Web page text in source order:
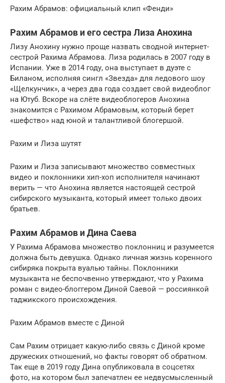
Рахим Абрамов: официальный клип «Фенди»
Рахим Абрамов и его сестра Лиза Анохина
Лизу Анохину нужно проще назвать сводной интернет-
сестрой Рахима Абрамова. Лиза родилась в 2007 году в
Испании. Уже в 2014 году, она выступает в дуэте с
Биланом, исполняя сингл «Звезда» для ледового шоу
«Щелкунчик», а через два года создает свой видеоблог
на Ютуб. Вскоре на слёте видеоблогеров Анохина
знакомится с Рахимом Абрамовым, который берет
«шефство» над юной и талантливой блогершой.
Рахим и Лиза шутят
Рахим и Лиза записывают множество совместных
видео и поклонники хип-хоп исполнителя начинают
верить — что Анохина является настоящей сестрой
сибирского музыканта, который имеет только двоих
братьев.
Рахим Абрамов и Дина Саева
У Рахима Абрамова множество поклонниц и разумеется
должна быть девушка. Однако личная жизнь коренного
сибиряка покрыта вуалью тайны. Поклонники
музыканта не беспочвенно утверждают, что у Рахима
роман с видео-блоггером Диной Саевой — россиянкой
таджикского происхождения.
Рахим Абрамов вместе с Диной
Сам Рахим отрицает какую-либо связь с Диной кроме
дружеских отношений, но факты говорят об обратном.
Так еще в 2019 году Дина опубликовала в соцсетях
фото, на котором был запечатлен ее недвусмысленный